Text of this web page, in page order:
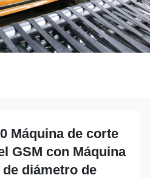
Máquina de corte
GSM con Máquina
diámetro de